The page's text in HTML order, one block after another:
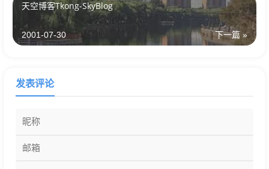
天空博客Tkong-SkyBlog
下一篇 »
2001-07-30
发表评论